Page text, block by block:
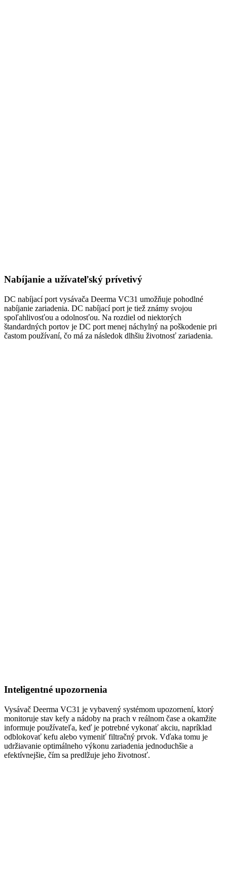
Nabíjanie a užívateľský prívetivý
DC nabíjací port vysávača Deerma VC31 umožňuje pohodlné
nabíjanie zariadenia. DC nabíjací port je tiež známy svojou
spoľahlivosťou a odolnosťou. Na rozdiel od niektorých
štandardných portov je DC port menej náchylný na poškodenie pri
častom používaní, čo má za následok dlhšiu životnosť zariadenia.
Inteligentné upozornenia
Vysávač Deerma VC31 je vybavený systémom upozornení, ktorý
monitoruje stav kefy a nádoby na prach v reálnom čase a okamžite
informuje používateľa, keď je potrebné vykonať akciu, napríklad
odblokovať kefu alebo vymeniť filtračný prvok. Vďaka tomu je
udržiavanie optimálneho výkonu zariadenia jednoduchšie a
efektívnejšie, čím sa predlžuje jeho životnosť.